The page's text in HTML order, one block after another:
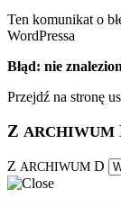
Ten komunikat o
WordPressa
Błąd: nie
Przejdź na stronę
Z ARCHIWUM
Z ARCHIWUM D